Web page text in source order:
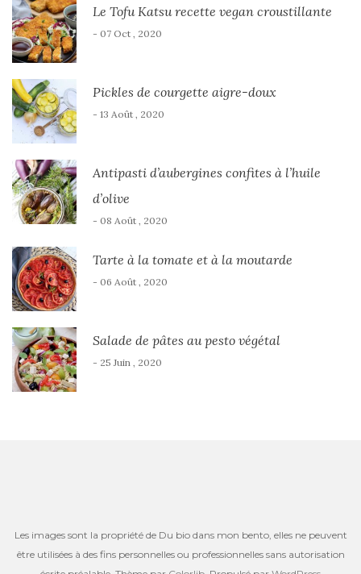
Le Tofu Katsu recette vegan croustillante
- 07 Oct , 2020
Pickles de courgette aigre-doux
- 13 Août , 2020
Antipasti d’aubergines confites à l’huile
d’olive
- 08 Août , 2020
Tarte à la tomate et à la moutarde
- 06 Août , 2020
Salade de pâtes au pesto végétal
- 25 Juin , 2020
Les images sont la propriété de Du bio dans mon bento, elles ne peuvent
être utilisées à des fins personnelles ou professionnelles sans autorisation